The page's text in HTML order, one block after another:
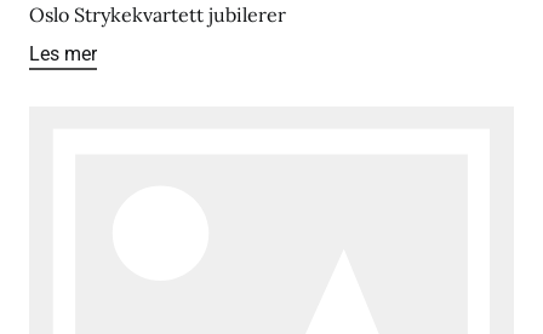
Oslo Strykekvartett jubilerer
Les mer